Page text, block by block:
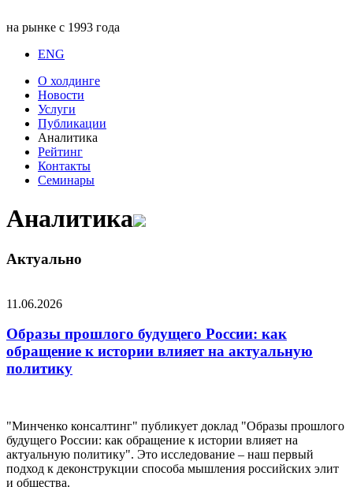
на рынке с 1993 года
ENG
О холдинге
Новости
Услуги
Публикации
Аналитика
Рейтинг
Контакты
Семинары
Аналитика
Актуально
11.06.2026
Образы прошлого будущего России: как
обращение к истории влияет на актуальную
политику
"Минченко консалтинг" публикует доклад "Образы прошлого
будущего России: как обращение к истории влияет на
актуальную политику". Это исследование – наш первый
подход к деконструкции способа мышления российских элит
и общества.